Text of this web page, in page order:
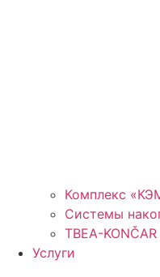
Комплекс
Системы
TBEA-KONČAR
Услуги